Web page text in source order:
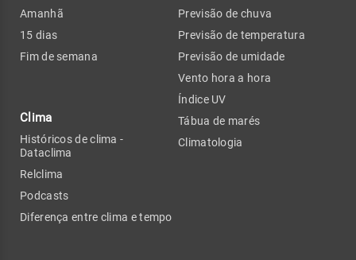
Amanhã
15 dias
Fim de semana
Clima
Históricos de clima -
Dataclima
Relclima
Podcasts
Diferença entre clima e tempo
Previsão de chuva
Previsão de temperatura
Previsão de umidade
Vento hora a hora
Índice UV
Tábua de marés
Climatologia